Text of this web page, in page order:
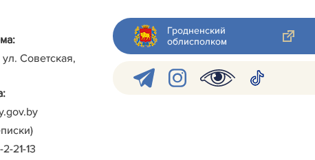
Советская,
21-13
Гродненский
облисполком